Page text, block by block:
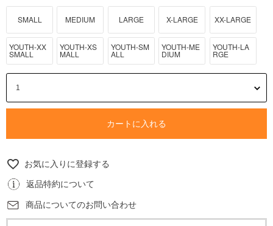
SMALL MEDIUM LARGE X-LARGE XX-LARGE
YOUTH-XX
SMALL
YOUTH-XS
MALL
YOUTH-SM
ALL
YOUTH-ME
DIUM
YOUTH-LA
RGE
お気に入りに登録する
カートに入れる
返品特約について
商品についてのお問い合わせ